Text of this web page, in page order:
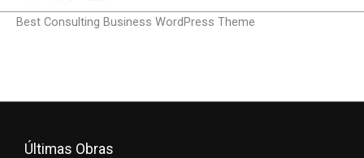
Best Consulting Business WordPress Theme
Últimas Obras